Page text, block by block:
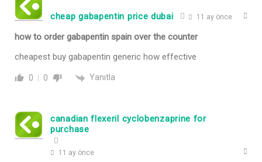
cheap gabapentin price dubai 11 ay önce
how to order gabapentin spain over the counter
cheapest buy gabapentin generic how effective
0 0 Yanıtla
canadian flexeril cyclobenzaprine for
purchase
11 ay önce